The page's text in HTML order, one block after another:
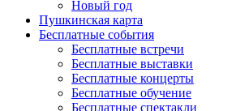
Новый год
Пушкинская карта
Бесплатные события
Бесплатные встречи
Бесплатные выставки
Бесплатные концерты
Бесплатные обучение
Бесплатные спектакли